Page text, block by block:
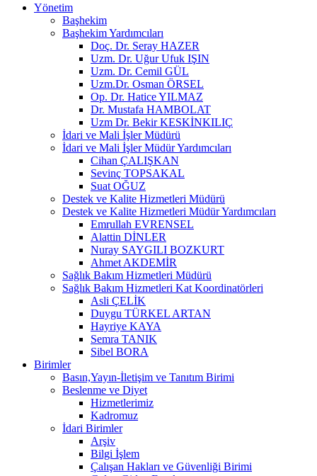
Yönetim
Başhekim
Başhekim Yardımcıları
Doç. Dr. Seray HAZER
Uzm. Dr. Uğur Ufuk IŞIN
Uzm. Dr. Cemil GÜL
Uzm.Dr. Osman ÖRSEL
Op. Dr. Hatice YILMAZ
Dr. Mustafa HAMBOLAT
Uzm Dr. Bekir KESKİNKILIÇ
İdari ve Mali İşler Müdürü
İdari ve Mali İşler Müdür Yardımcıları
Cihan ÇALIŞKAN
Sevinç TOPSAKAL
Suat OĞUZ
Destek ve Kalite Hizmetleri Müdürü
Destek ve Kalite Hizmetleri Müdür Yardımcıları
Emrullah EVRENSEL
Alattin DİNLER
Nuray SAYGILI BOZKURT
Ahmet AKDEMİR
Sağlık Bakım Hizmetleri Müdürü
Sağlık Bakım Hizmetleri Kat Koordinatörleri
Asli ÇELİK
Duygu TÜRKEL ARTAN
Hayriye KAYA
Semra TANIK
Sibel BORA
Birimler
Basın,Yayın-İletişim ve Tanıtım Birimi
Beslenme ve Diyet
Hizmetlerimiz
Kadromuz
İdari Birimler
Arşiv
Bilgi İşlem
Çalışan Hakları ve Güvenliği Birimi